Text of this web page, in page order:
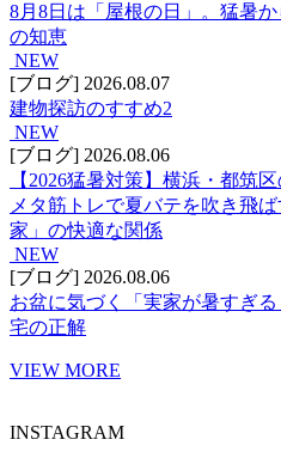
8月8日は「屋根の日」。猛暑
の知恵
NEW
[ブログ] 2026.08.07
建物探訪のすすめ2
NEW
[ブログ] 2026.08.06
【2026猛暑対策】横浜・都筑
メタ筋トレで夏バテを吹き飛
家」の快適な関係
NEW
[ブログ] 2026.08.06
お盆に気づく「実家が暑すぎ
宅の正解
VIEW MORE
INSTAGRAM